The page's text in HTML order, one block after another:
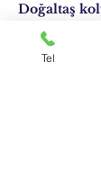
Doğaltaş
Doğaltaş
Tel